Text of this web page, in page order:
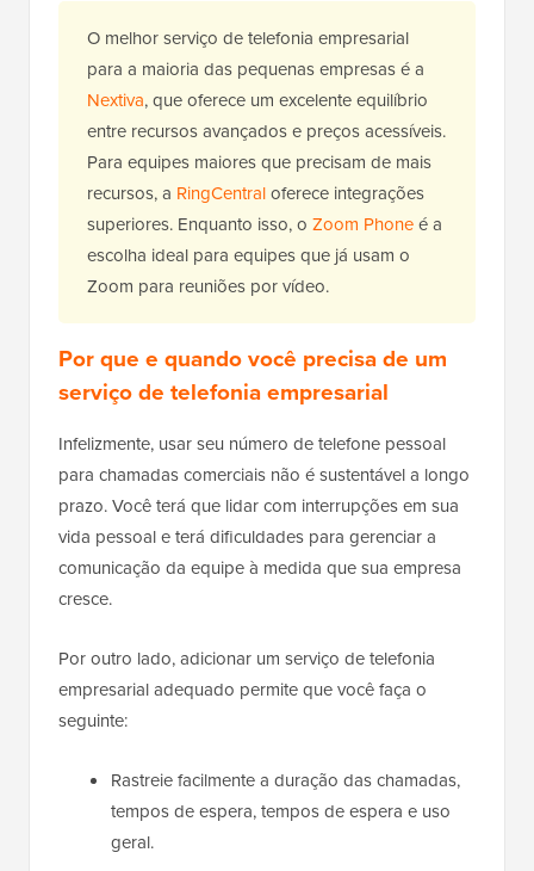
O melhor serviço de telefonia empresarial
para a maioria das pequenas empresas é a
Nextiva, que oferece um excelente equilíbrio
entre recursos avançados e preços acessíveis.
Para equipes maiores que precisam de mais
recursos, a RingCentraloferece integrações
superiores. Enquanto isso, o Zoom Phoneé a
escolha ideal para equipes que já usam o
Zoom para reuniões por vídeo.
Por que e quando você precisa de um
serviço de telefonia empresarial
Infelizmente, usar seu número de telefone pessoal
para chamadas comerciais não é sustentável a longo
prazo. Você terá que lidar com interrupções em sua
vida pessoal e terá dificuldades para gerenciar a
comunicação da equipe à medida que sua empresa
cresce.
Por outro lado, adicionar um serviço de telefonia
empresarial adequado permite que você faça o
seguinte:
Rastreie facilmente a duração das chamadas,
tempos de espera, tempos de espera e uso
geral.